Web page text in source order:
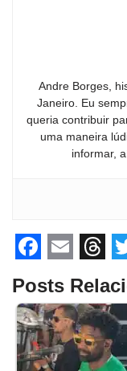
Andre Borges,
Janeiro. Eu
queria contribuir
uma maneira
informar,
F
a
c
e
E
m
a
i
T
h
r
e
T
i
t
Posts